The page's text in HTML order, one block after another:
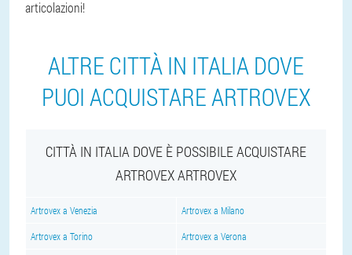
articolazioni!
ALTRE CITTÀ IN ITALIA DOVE
PUOI ACQUISTARE ARTROVEX
CITTÀ IN ITALIA DOVE È POSSIBILE ACQUISTARE
ARTROVEX ARTROVEX
Artrovex a Venezia Artrovex a Milano
Artrovex a Torino Artrovex a Verona